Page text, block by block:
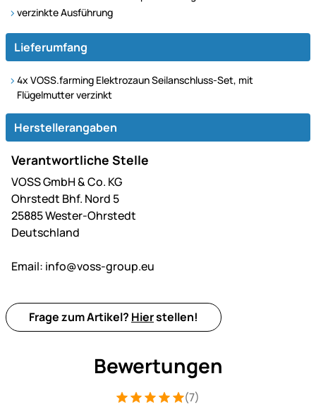
verzinkte Ausführung
Lieferumfang
4x VOSS.farming Elektrozaun Seilanschluss-Set, mit
Flügelmutter verzinkt
Herstellerangaben
Verantwortliche Stelle
VOSS GmbH & Co. KG
Ohrstedt Bhf. Nord 5
25885 Wester-Ohrstedt
Deutschland
Email: info@voss-group.eu
Frage zum Artikel? Hierstellen!
Bewertungen
Bewertung: 5 von 5 (7 Bewertungen)
7 Bewertungen(7)